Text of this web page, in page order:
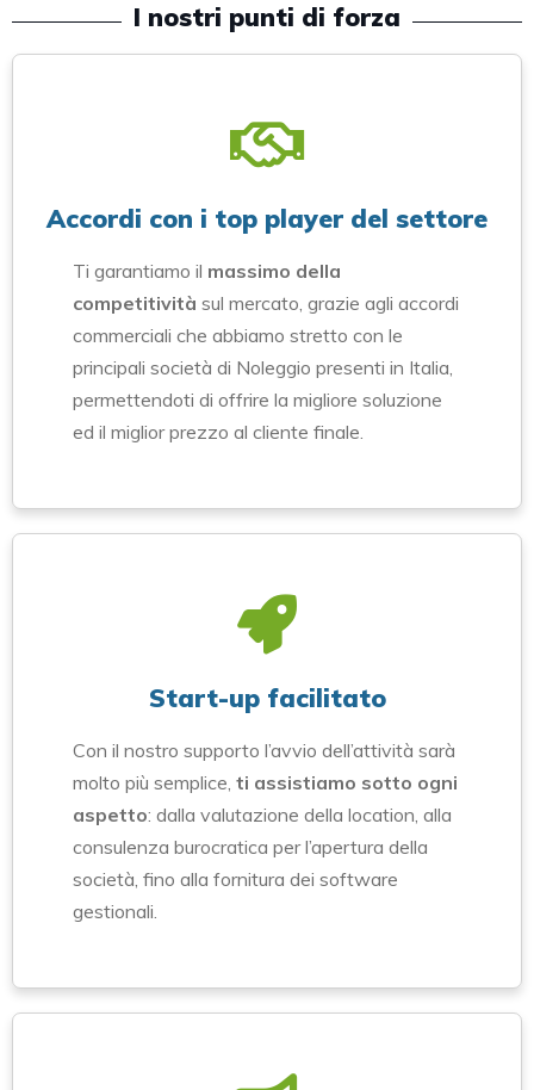
I nostri punti di forza
Accordi con i top player del settore
Ti garantiamo il massimo della
competitività sul mercato, grazie agli accordi
commerciali che abbiamo stretto con le
principali società di Noleggio presenti in Italia,
permettendoti di offrire la migliore soluzione
ed il miglior prezzo al cliente finale.
Start-up facilitato
Con il nostro supporto l’avvio dell’attività sarà
molto più semplice, ti assistiamo sotto ogni
aspetto: dalla valutazione della location, alla
consulenza burocratica per l’apertura della
società, fino alla fornitura dei software
gestionali.